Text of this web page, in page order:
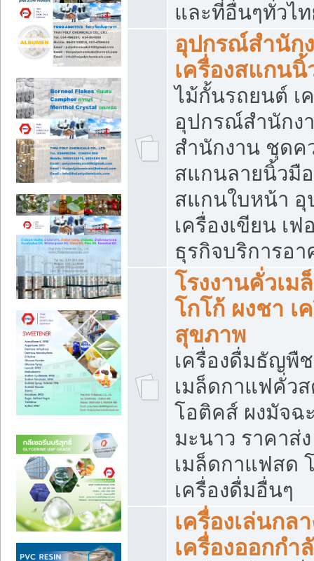
และที่อื่นๆทั่วไ
อุปกรณ์สำนัก
เครื่องสแกนนิ้
ไม้กั้นรถยนต์ เ
อุปกรณ์สำนักง
สำนักงาน ชุดค
สแกนลายนิ้วมื
สแกนใบหน้า
เครื่องเขียน เ
ธุรกิจบริการอ
โรงงานคั่วเม
โกโก้ ผงชา เ
สุขภาพ
เครื่องดื่มธัญพื
เมล็ดกาแฟคั่ว
โอติคส์ ผงมัจฉ
มะนาว ราคาส่
เมล็ดกาแฟสด
เครื่องดื่มอื่นๆ
เครื่องเล่นกล
เครื่องออกกำ